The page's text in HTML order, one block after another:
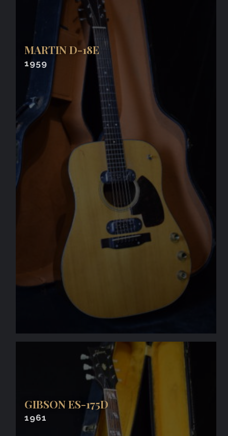
MARTIN D-18E
1959
GIBSON ES-175D
1961